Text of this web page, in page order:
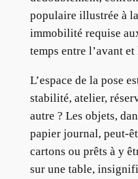
populaire illustrée à
immobilité requise
temps entre l’avant
L’espace de la pose
stabilité, atelier,
autre ? Les objets,
papier journal, peut-
cartons ou prêts à y
sur une table,